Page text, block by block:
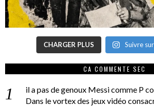
CHARGER PLUS Suivre
CA COMMENTE SEC
il a pas de genoux Messi comme P
Dans le vortex des jeux vidéo